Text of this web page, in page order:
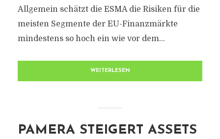
Allgemein schätzt die ESMA die Risiken für die
meisten Segmente der EU-Finanzmärkte
mindestens so hoch ein wie vor dem...
WEITERLESEN
PAMERA STEIGERT ASSETS